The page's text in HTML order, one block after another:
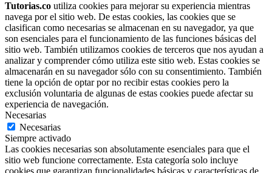
Tutorias.co utiliza cookies para mejorar su experiencia mientras
navega por el sitio web. De estas cookies, las cookies que se
clasifican como necesarias se almacenan en su navegador, ya que
son esenciales para el funcionamiento de las funciones básicas del
sitio web. También utilizamos cookies de terceros que nos ayudan a
analizar y comprender cómo utiliza este sitio web. Estas cookies se
almacenarán en su navegador sólo con su consentimiento. También
tiene la opción de optar por no recibir estas cookies pero la
exclusión voluntaria de algunas de estas cookies puede afectar su
experiencia de navegación.
Necesarias
Necesarias
Siempre activado
Las cookies necesarias son absolutamente esenciales para que el
sitio web funcione correctamente. Esta categoría solo incluye